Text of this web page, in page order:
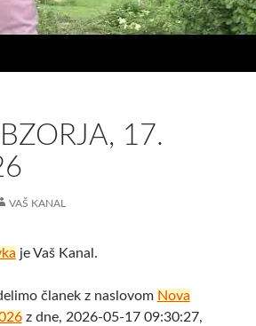
17.
VAŠ KANAL
je Vaš Kanal.
članek z naslovom Nova
z dne, 2026-05-17 09:30:27,